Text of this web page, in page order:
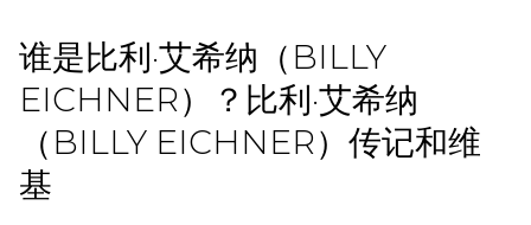
谁是比利·艾希纳（BILLY
EICHNER）？比利·艾希纳
（BILLY EICHNER）传记和维
基